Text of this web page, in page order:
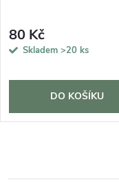
80 Kč
Skladem >20 ks
DO KOŠÍKU